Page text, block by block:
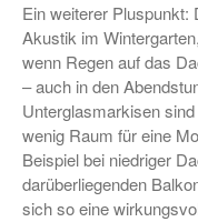
Ein weiterer
Akustik im
wenn Regen auf das
– auch in den
Unterglasmarkisen
wenig Raum für eine
Beispiel bei niedriger
darüberliegenden
sich so eine